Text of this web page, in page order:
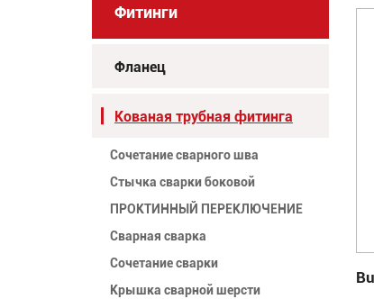
Фитинги
Фланец
Кованая трубная фитинга
Сочетание сварного шва
Стычка сварки боковой
ПРОКТИННЫЙ ПЕРЕКЛЮЧЕНИЕ
Сварная сварка
Сочетание сварки
Крышка сварной шерсти